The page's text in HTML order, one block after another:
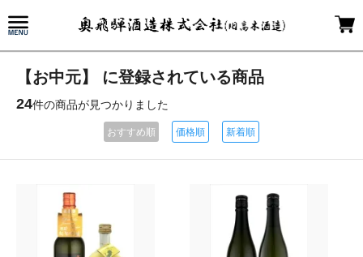
【お中元】 に登録されている商品
24件の商品が見つかりました
おすすめ順 価格順 新着順